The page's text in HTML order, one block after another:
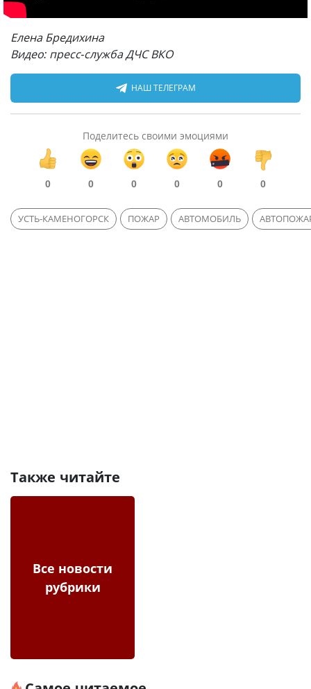
Елена Бредихина
Видео: пресс-служба ДЧС ВКО
НАШ ТЕЛЕГРАМ
Поделитесь своими эмоциями
0 0 0 0 0 0
УСТЬ-КАМЕНОГОРСК ПОЖАР АВТОМОБИЛЬ
Также читайте
Все новости
рубрики